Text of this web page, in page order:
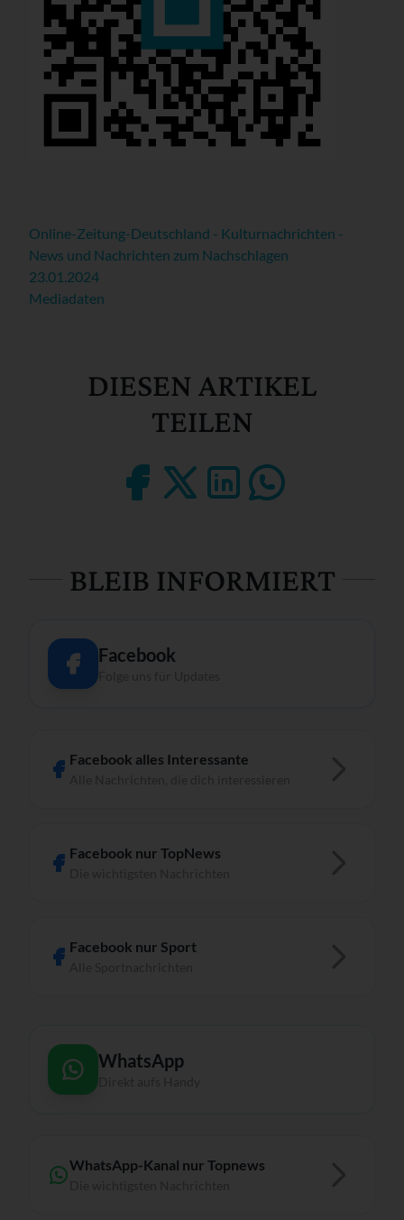
Online-Zeitung-Deutschland - Kulturnachrichten -
News und Nachrichten zum Nachschlagen
23.01.2024
Mediadaten
DIESEN ARTIKEL
TEILEN
BLEIB INFORMIERT
Facebook
Facebook alles Interessante
Facebook nur TopNews
Facebook nur Sport
WhatsApp
WhatsApp-Kanal nur Topnews